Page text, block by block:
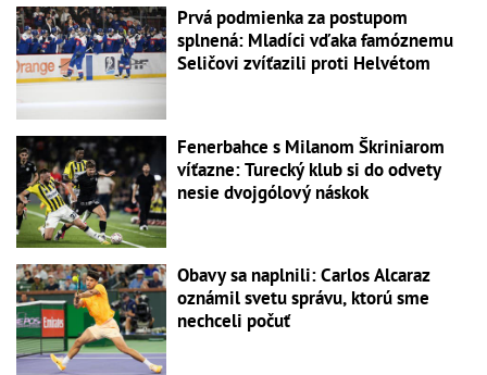
Prvá podmienka za postupom
splnená: Mladíci vďaka famóznemu
Seličovi zvíťazili proti Helvétom
Fenerbahce s Milanom Škriniarom
víťazne: Turecký klub si do odvety
nesie dvojgólový náskok
Obavy sa naplnili: Carlos Alcaraz
oznámil svetu správu, ktorú sme
nechceli počuť